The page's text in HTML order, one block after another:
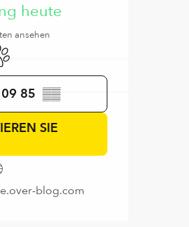
heute
ansehen
erlaubt
85 ▒▒
SIE
blog.com